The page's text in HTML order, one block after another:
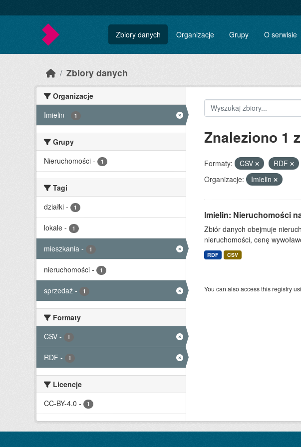
Zbiory danych Organizacje Grupy O serwisie
Zbiory danych
Organizacje
Imielin - 1
Grupy
Nieruchomości - 1
Tagi
działki - 1
lokale - 1
mieszkania - 1
nieruchomości - 1
sprzedaż - 1
Formaty
CSV - 1
RDF - 1
Licencje
CC-BY-4.0 - 1
Znaleziono 1
Formaty: CSV RDF
Organizacje:
Imielin
Imielin: Nieruchomości
Zbiór danych obejmuje
nieruchomości, cenę
RDF CSV
You can also access this registry